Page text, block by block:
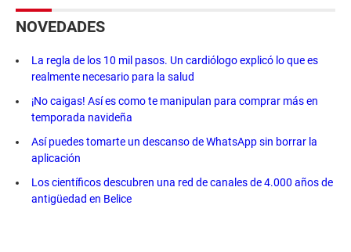
NOVEDADES
La regla de los 10 mil pasos. Un cardiólogo explicó lo que es
realmente necesario para la salud
¡No caigas! Así es como te manipulan para comprar más en
temporada navideña
Así puedes tomarte un descanso de WhatsApp sin borrar la
aplicación
Los científicos descubren una red de canales de 4.000 años de
antigüedad en Belice